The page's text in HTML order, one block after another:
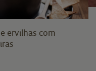
ervilhas com